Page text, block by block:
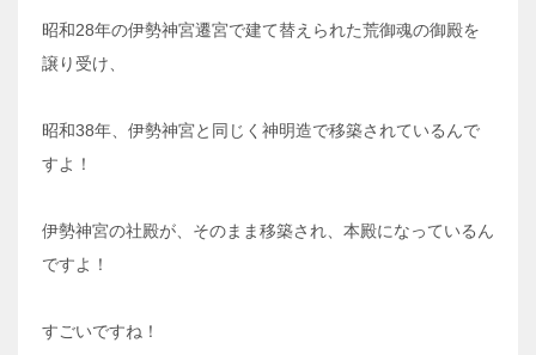
昭和28年の伊勢神宮遷宮で建て替えられた荒御魂の御殿を
譲り受け、
昭和38年、伊勢神宮と同じく神明造で移築されているんで
すよ！
伊勢神宮の社殿が、そのまま移築され、本殿になっているん
ですよ！
すごいですね！